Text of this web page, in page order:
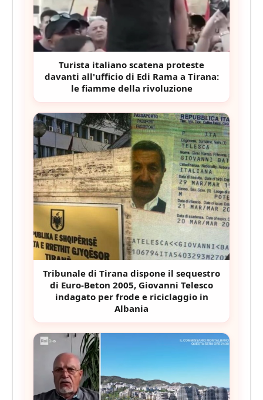
Turista italiano scatena proteste
davanti all'ufficio di Edi Rama a Tirana:
le fiamme della rivoluzione
Tribunale di Tirana dispone il sequestro
di Euro-Beton 2005, Giovanni Telesco
indagato per frode e riciclaggio in
Albania